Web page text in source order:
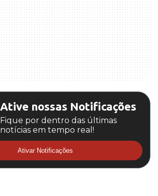
Ative nossas Notificações
Fique por dentro das últimas
notícias em tempo real!
Ativar Notificações